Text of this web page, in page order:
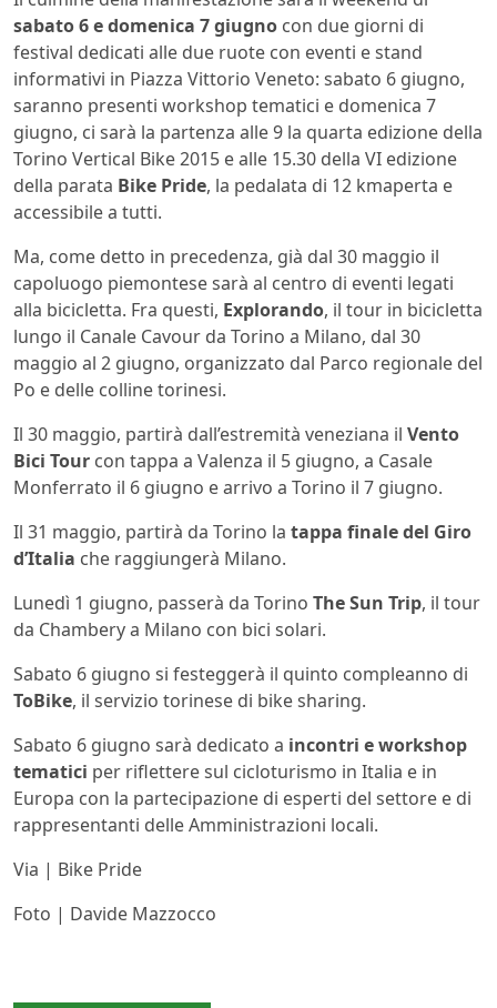
sabato 6 e domenica 7 giugno con due giorni di
festival dedicati alle due ruote con eventi e stand
informativi in Piazza Vittorio Veneto: sabato 6 giugno,
saranno presenti workshop tematici e domenica 7
giugno, ci sarà la partenza alle 9 la quarta edizione della
Torino Vertical Bike 2015 e alle 15.30 della VI edizione
della parata Bike Pride, la pedalata di 12 kmaperta e
accessibile a tutti.
Ma, come detto in precedenza, già dal 30 maggio il
capoluogo piemontese sarà al centro di eventi legati
alla bicicletta. Fra questi, Explorando, il tour in bicicletta
lungo il Canale Cavour da Torino a Milano, dal 30
maggio al 2 giugno, organizzato dal Parco regionale del
Po e delle colline torinesi.
Il 30 maggio, partirà dall’estremità veneziana il Vento
Bici Tour con tappa a Valenza il 5 giugno, a Casale
Monferrato il 6 giugno e arrivo a Torino il 7 giugno.
Il 31 maggio, partirà da Torino la tappa finale del Giro
d’Italia che raggiungerà Milano.
Lunedì 1 giugno, passerà da Torino The Sun Trip, il tour
da Chambery a Milano con bici solari.
Sabato 6 giugno si festeggerà il quinto compleanno di
ToBike, il servizio torinese di bike sharing.
Sabato 6 giugno sarà dedicato a incontri e workshop
tematici per riflettere sul cicloturismo in Italia e in
Europa con la partecipazione di esperti del settore e di
rappresentanti delle Amministrazioni locali.
Via | Bike Pride
Foto | Davide Mazzocco